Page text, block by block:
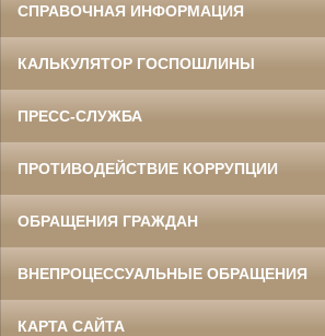
СПРАВОЧНАЯ ИНФОРМАЦИЯ
КАЛЬКУЛЯТОР ГОСПОШЛИНЫ
ПРЕСС-СЛУЖБА
ПРОТИВОДЕЙСТВИЕ КОРРУПЦИИ
ОБРАЩЕНИЯ ГРАЖДАН
ВНЕПРОЦЕССУАЛЬНЫЕ ОБРАЩЕНИЯ
КАРТА САЙТА